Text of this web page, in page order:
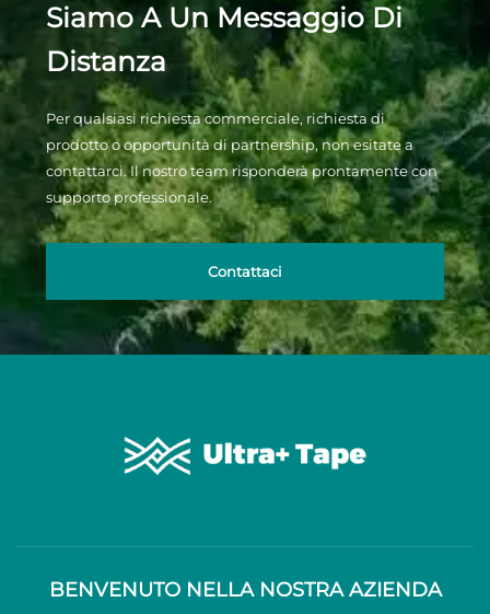
Siamo A Un Messaggio Di
Distanza
Per qualsiasi richiesta commerciale, richiesta di
prodotto o opportunità di partnership, non esitate a
contattarci. Il nostro team risponderà prontamente con
supporto professionale.
Contattaci
BENVENUTO NELLA NOSTRA AZIENDA